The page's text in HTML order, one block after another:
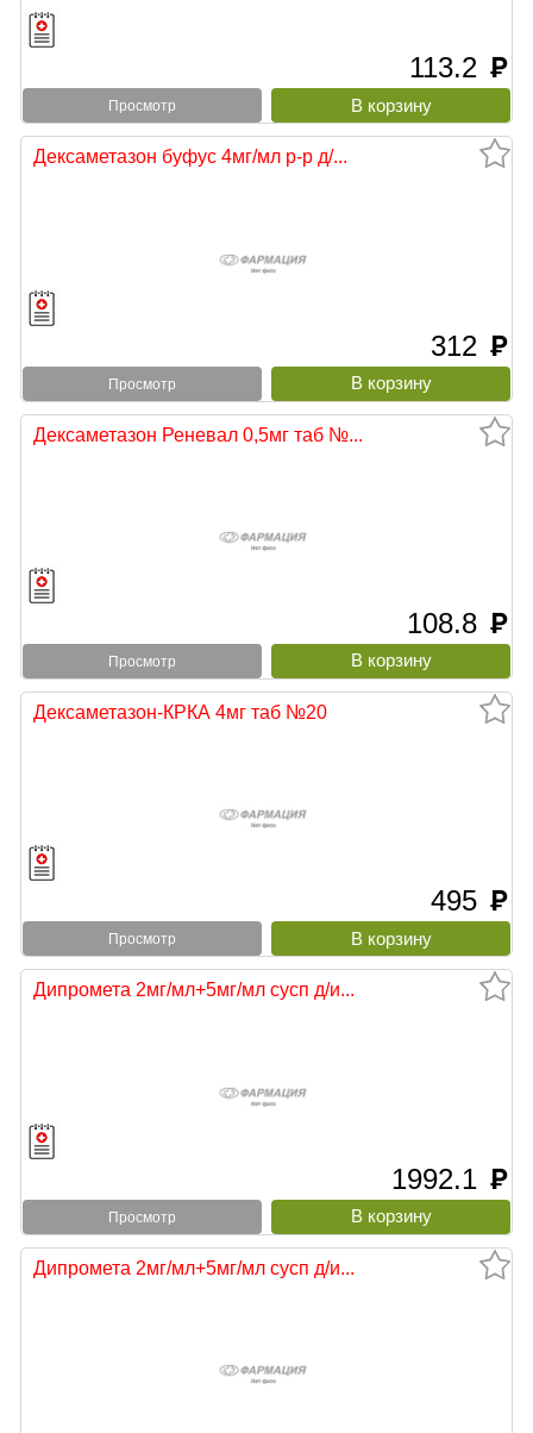
113.2 руб
Просмотр
Дексаметазон буфус 4мг/мл р-р д/...
312 руб
Просмотр
Дексаметазон Реневал 0,5мг таб №...
108.8 руб
Просмотр
Дексаметазон-КРКА 4мг таб №20
495 руб
Просмотр
Дипромета 2мг/мл+5мг/мл сусп д/и...
1992.1 руб
Просмотр
Дипромета 2мг/мл+5мг/мл сусп д/и...